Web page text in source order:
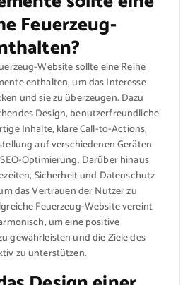
Feuerzeug-
Website sollte eine Reihe
enthalten, um das Interesse
und sie zu überzeugen. Dazu
Design, benutzerfreundliche
Inhalte, klare Call-to-Actions,
auf verschiedenen Geräten
Optimierung. Darüber hinaus
Sicherheit und Datenschutz
das Vertrauen der Nutzer zu
Feuerzeug-Website vereint
um eine positive
gewährleisten und die Ziele des
zu unterstützen.